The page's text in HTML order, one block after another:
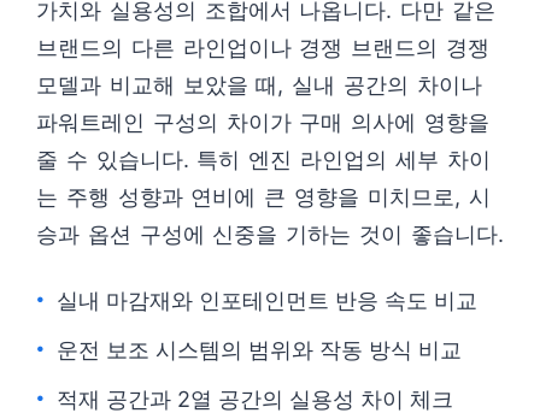
가치와 실용성의 조합에서 나옵니다. 다만 같은
브랜드의 다른 라인업이나 경쟁 브랜드의 경쟁
모델과 비교해 보았을 때, 실내 공간의 차이나
파워트레인 구성의 차이가 구매 의사에 영향을
줄 수 있습니다. 특히 엔진 라인업의 세부 차이
는 주행 성향과 연비에 큰 영향을 미치므로, 시
승과 옵션 구성에 신중을 기하는 것이 좋습니다.
실내 마감재와 인포테인먼트 반응 속도 비교
운전 보조 시스템의 범위와 작동 방식 비교
적재 공간과 2열 공간의 실용성 차이 체크